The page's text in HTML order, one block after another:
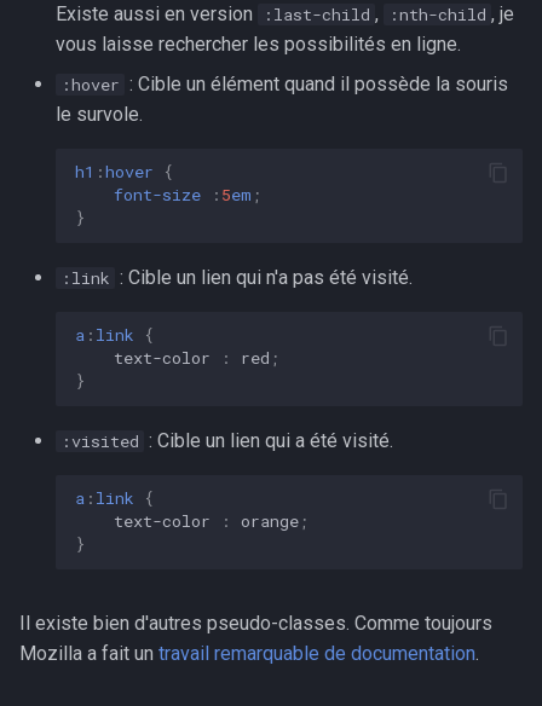
Existe aussi en version :last-child , :nth-child , je
vous laisse rechercher les possibilités en ligne.
:hover : Cible un élément quand il possède la souris
le survole.
h1 :hover
{
font-size
: 5em ;
}
:link : Cible un lien qui n'a pas été visité.
a : link
{
text-color
: red ;
}
:visited : Cible un lien qui a été visité.
a : link
{
text-color
: orange ;
}
Il existe bien d'autres pseudo-classes. Comme toujours
Mozilla a fait un travail remarquable de documentation.